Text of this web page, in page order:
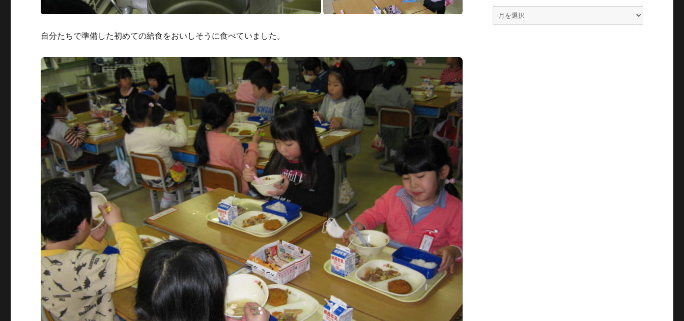
自分たちで準備した初めての給食をおいしそうに食べていました。